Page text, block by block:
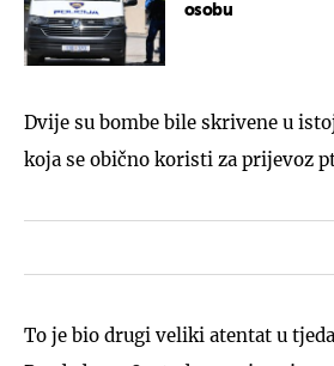
osobu
Dvije su bombe bile skrivene u
koja se obično koristi za prijevoz
To je bio drugi veliki atentat u